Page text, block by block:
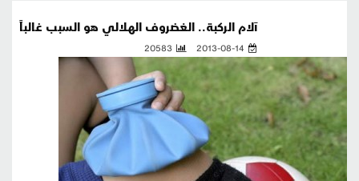
آلام الركبة.. الغضروف الهلالي هو السبب غالباً
2013-08-14
20583